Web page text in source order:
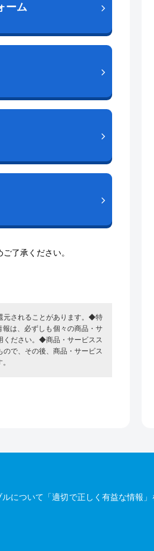
ーム
了承ください。
元されることがあります。◆特
は、必ずしも個々の商品・サ
ください。◆商品・サービスス
で、その後、商品・サービス
ついて「適切で正しく有益な情報」